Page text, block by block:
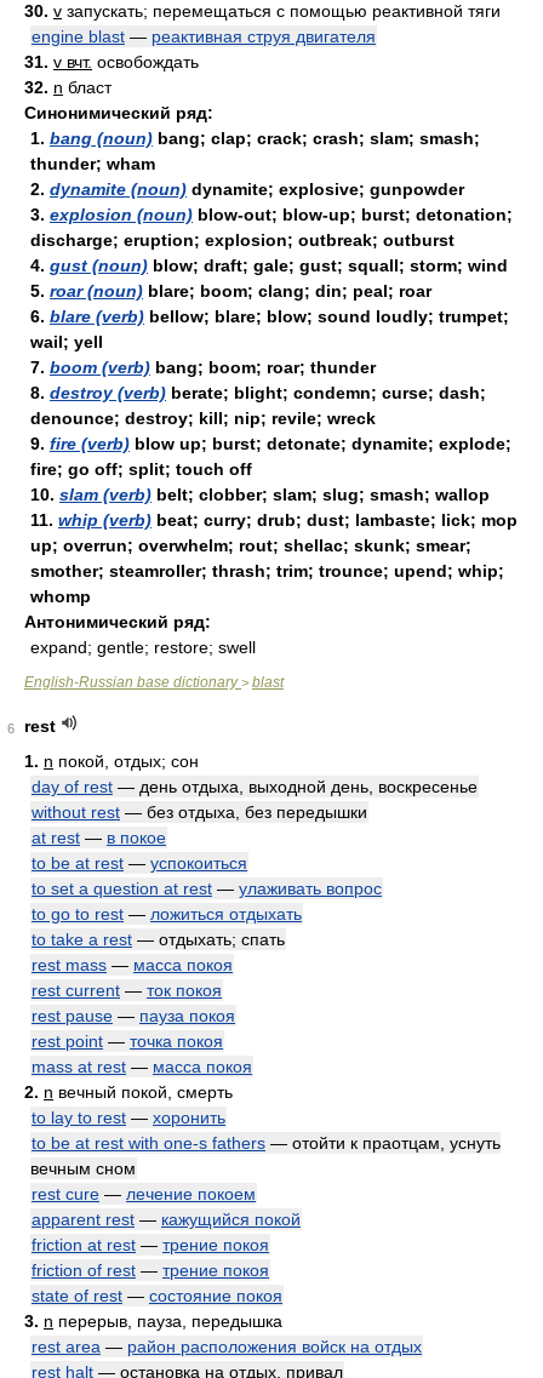
30. v запускать; перемещаться с помощью реактивной тяги
engine blast — реактивная струя двигателя
31. v вчт. освобождать
32. n бласт
Синонимический ряд:
1. bang (noun) bang; clap; crack; crash; slam; smash;
thunder; wham
2. dynamite (noun) dynamite; explosive; gunpowder
3. explosion (noun) blow-out; blow-up; burst; detonation;
discharge; eruption; explosion; outbreak; outburst
4. gust (noun) blow; draft; gale; gust; squall; storm; wind
5. roar (noun) blare; boom; clang; din; peal; roar
6. blare (verb) bellow; blare; blow; sound loudly; trumpet;
wail; yell
7. boom (verb) bang; boom; roar; thunder
8. destroy (verb) berate; blight; condemn; curse; dash;
denounce; destroy; kill; nip; revile; wreck
9. fire (verb) blow up; burst; detonate; dynamite; explode;
fire; go off; split; touch off
10. slam (verb) belt; clobber; slam; slug; smash; wallop
11. whip (verb) beat; curry; drub; dust; lambaste; lick; mop
up; overrun; overwhelm; rout; shellac; skunk; smear;
smother; steamroller; thrash; trim; trounce; upend; whip;
whomp
Антонимический ряд:
expand; gentle; restore; swell
English-Russian base dictionary> blast
6
rest
1. n покой, отдых; сон
day of rest — день отдыха, выходной день, воскресенье
without rest — без отдыха, без передышки
at rest — в покое
to be at rest — успокоиться
to set a question at rest — улаживать вопрос
to go to rest — ложиться отдыхать
to take a rest — отдыхать; спать
rest mass — масса покоя
rest current — ток покоя
rest pause — пауза покоя
rest point — точка покоя
mass at rest — масса покоя
2. n вечный покой, смерть
to lay to rest — хоронить
to be at rest with one-s fathers — отойти к праотцам, уснуть
вечным сном
rest cure — лечение покоем
apparent rest — кажущийся покой
friction at rest — трение покоя
friction of rest — трение покоя
state of rest — состояние покоя
3. n перерыв, пауза, передышка
rest area — район расположения войск на отдых
rest halt — остановка на отдых, привал